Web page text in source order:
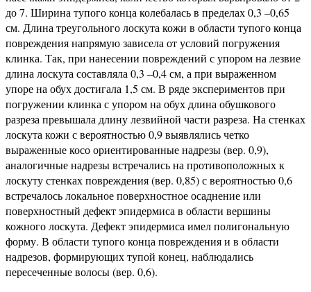
до 7. Ширина тупого конца колебалась в пределах 0,3 –0,65
см. Длина треугольного лоскута кожи в области тупого конца
повреждения напрямую зависела от условий погружения
клинка. Так, при нанесении повреждений с упором на лезвие
длина лоскута составляла 0,3 –0,4 см, а при выраженном
упоре на обух достигала 1,5 см. В ряде экспериментов при
погружении клинка с упором на обух длина обушкового
разреза превышала длину лезвийной части разреза. На стенках
лоскута кожи с вероятностью 0,9 выявлялись четко
выраженные косо ориентированные надрезы (вер. 0,9),
аналогичные надрезы встречались на противоположных к
лоскуту стенках повреждения (вер. 0,85) с вероятностью 0,6
встречалось локальное поверхностное осаднение или
поверхностный дефект эпидермиса в области вершины
кожного лоскута. Дефект эпидермиса имел полигональную
форму. В области тупого конца повреждения и в области
надрезов, формирующих тупой конец, наблюдались
пересеченные волосы (вер. 0,6).